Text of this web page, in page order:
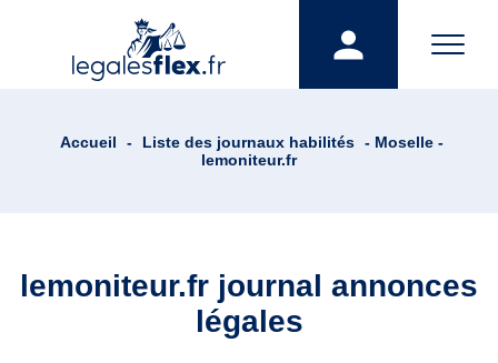
Accueil - Liste des journaux habilités - Moselle -
lemoniteur.fr
lemoniteur.fr journal annonces
légales